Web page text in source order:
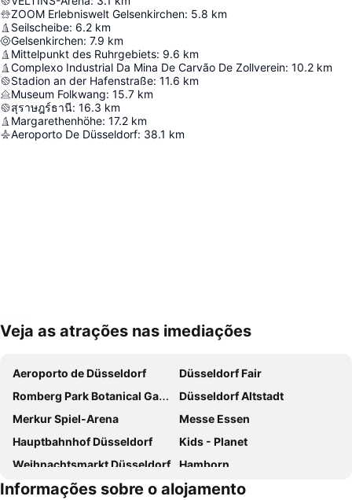
ZOOM Erlebniswelt Gelsenkirchen: 5.8 km
Seilscheibe: 6.2 km
Gelsenkirchen: 7.9 km
Mittelpunkt des Ruhrgebiets: 9.6 km
Complexo Industrial Da Mina De Carvão De Zollverein: 10.2 km
Stadion an der Hafenstraße: 11.6 km
Museum Folkwang: 15.7 km
สุราษฎร์ธานี: 16.3 km
Margarethenhöhe: 17.2 km
Aeroporto De Düsseldorf: 38.1 km
Ampliar mapa
Veja as atrações nas imediações
Aeroporto de Düsseldorf
Düsseldorf Fair
Romberg Park Botanical Gardens
Düsseldorf Altstadt
Merkur Spiel-Arena
Messe Essen
Hauptbahnhof Düsseldorf
Kids - Planet
Weihnachtsmarkt Düsseldorf
Hamborn
Altstadt
Dortmund Airport
Informações sobre o alojamento